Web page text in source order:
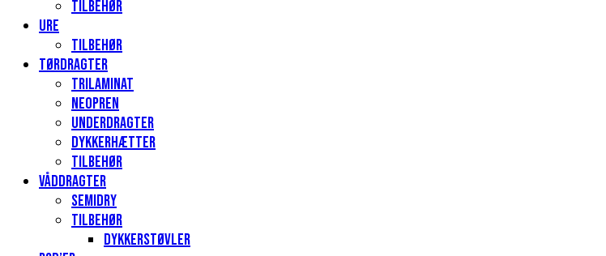
Tilbehør
Ure
Tilbehør
Tørdragter
Trilaminat
Neopren
Underdragter
Dykkerhætter
Tilbehør
Våddragter
Semidry
Tilbehør
Dykkerstøvler